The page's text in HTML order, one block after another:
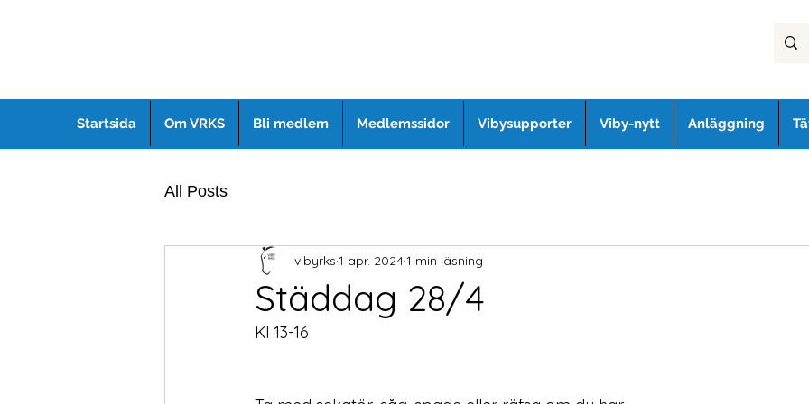
Startsida Om VRKS Bli medlem Medlemssidor Vibysupporter Viby-nytt Anläggning
All Posts
Städdag 28/4
vibyrks 1 apr. 20241 min läsning
Kl 13-16